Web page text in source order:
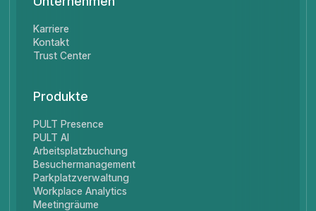
Karriere
Kontakt
Trust Center
Produkte
PULT Presence
PULT AI
Arbeitsplatzbuchung
Besuchermanagement
Parkplatzverwaltung
Workplace Analytics
Meetingräume